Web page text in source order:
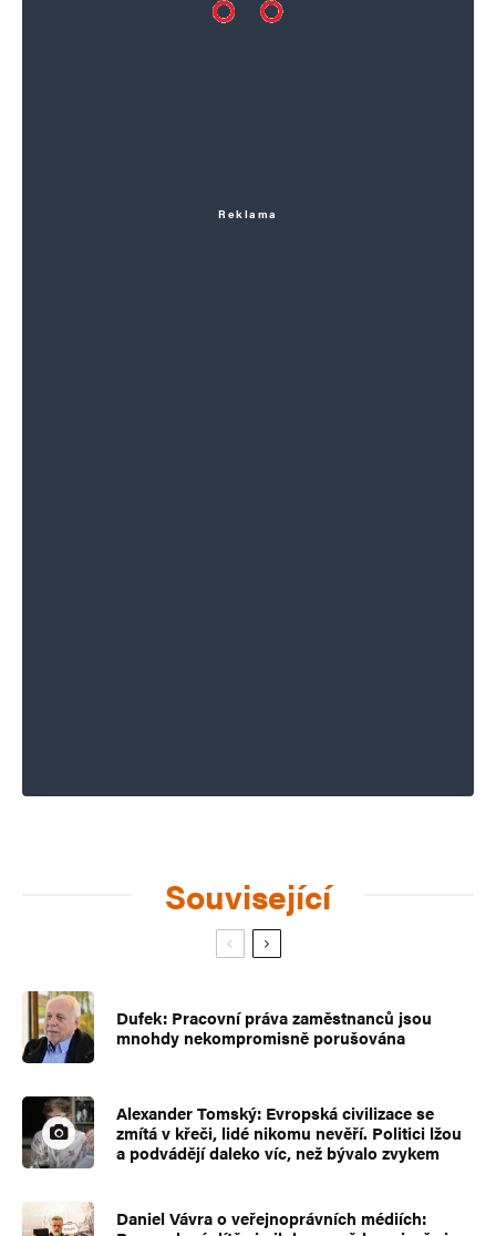
Reklama
Související
Dufek: Pracovní práva zaměstnanců jsou
mnohdy nekompromisně porušována
Alexander Tomský: Evropská civilizace se
zmítá v křeči, lidé nikomu nevěří. Politici lžou
a podvádějí daleko víc, než bývalo zvykem
Daniel Vávra o veřejnoprávních médiích: